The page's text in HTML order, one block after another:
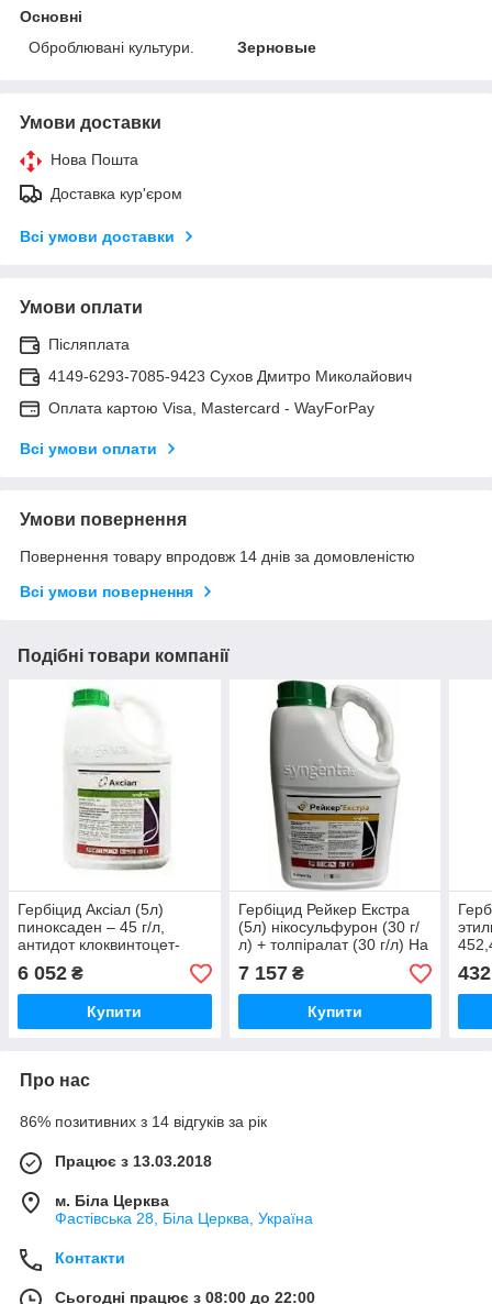
Основні
Оброблювані культури.
Зерновые
Умови доставки
Нова Пошта
Доставка кур'єром
Всі умови доставки
Умови оплати
Післяплата
4149-6293-7085-9423 Сухов Дмитро Миколайович
Оплата картою Visa, Mastercard - WayForPay
Всі умови оплати
Умови повернення
Повернення товару впродовж 14 днів за домовленістю
Всі умови повернення
Подібні товари компанії
Гербіцид Аксіал (5л)
пиноксаден – 45 г/л,
антидот клоквинтоцет-
мексил – 11,25 г/л. На
зернові
6 052 ₴
Купити
Гербіцид Рейкер Екстра
(5л) нікосульфурон (30 г/
л) + толпіралат (30 г/л) На
кукурудзу
7 157₴
Купити
432
Про нас
86% позитивних з 14 відгуків за рік
Працює з 13.03.2018
м. Біла Церква
Фастівська 28, Біла Церква, Україна
Контакти
Сьогодні працює з 08:00 до 22:00